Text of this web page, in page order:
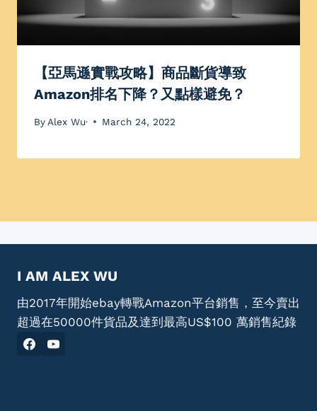
【亞馬遜實戰攻略】商品斷貨導致
Amazon排名下降？又點樣避免？
By Alex Wu· March 24, 2022
I AM ALEX WU
由2017年開始ebay轉戰Amazon平台銷售，至今賣出
超過在50000件貨品及達到最高US$100 萬銷售紀錄